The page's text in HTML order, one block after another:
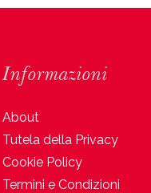
Informazioni
About
Tutela della Privacy
Cookie Policy
Termini e Condizioni